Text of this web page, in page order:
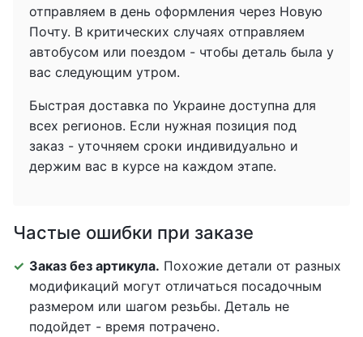
отправляем в день оформления через Новую
Почту. В критических случаях отправляем
автобусом или поездом - чтобы деталь была у
вас следующим утром.
Быстрая доставка по Украине доступна для
всех регионов. Если нужная позиция под
заказ - уточняем сроки индивидуально и
держим вас в курсе на каждом этапе.
Частые ошибки при заказе
Заказ без артикула. Похожие детали от разных
модификаций могут отличаться посадочным
размером или шагом резьбы. Деталь не
подойдет - время потрачено.